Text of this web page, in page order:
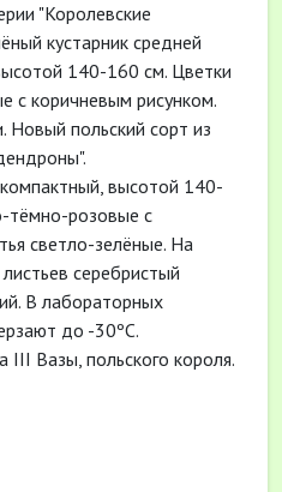
"Королевские
кустарник средней
140-160 см. Цветки
с коричневым рисунком.
польский сорт из
высотой 140-
тёмно-розовые с
светло-зелёные. На
серебристый
В лабораторных
до -30ºС.
III Вазы, польского короля.